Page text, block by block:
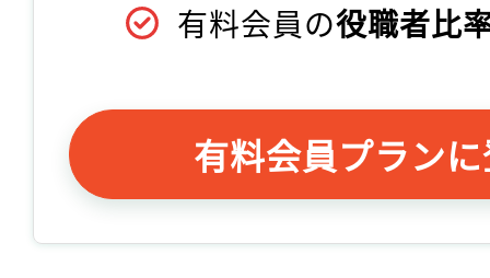
有料会員の役職者比
有料会員プラン